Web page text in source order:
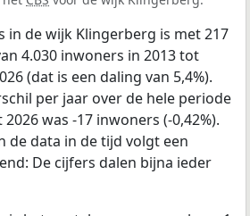
in de wijk Klingerberg is met 217
4.030 inwoners in 2013 tot
(dat is een daling van 5,4%).
per jaar over de hele periode
was -17 inwoners (-0,42%).
de data in de tijd volgt een
De cijfers dalen bijna ieder